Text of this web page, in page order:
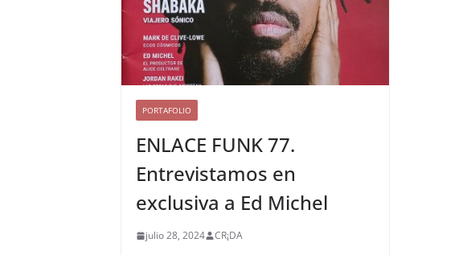
PORTAFOLIO
ENLACE FUNK 77.
Entrevistamos en
exclusiva a Ed Michel
julio 28, 2024 CR¡DA